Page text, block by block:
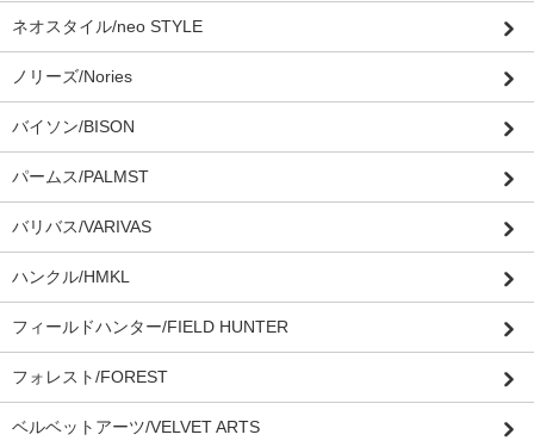
ネオスタイル/neo STYLE
ノリーズ/Nories
バイソン/BISON
パームス/PALMST
バリバス/VARIVAS
ハンクル/HMKL
フィールドハンター/FIELD HUNTER
フォレスト/FOREST
ベルベットアーツ/VELVET ARTS